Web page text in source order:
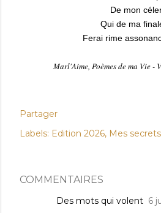
De mon
Qui de ma
Ferai rime
Marl'Aime, Poèmes de ma Vie
Partager
Labels: Edition 2026 Mes
COMMENTAIRES
Des mots qui volent 6